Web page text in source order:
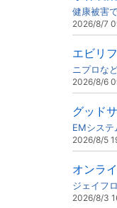
健康被害
2026/8/7
エビリ
ニプロな
2026/8/6
グッド
EMシステ
2026/8/5
オンラ
ジェイフ
2026/8/3